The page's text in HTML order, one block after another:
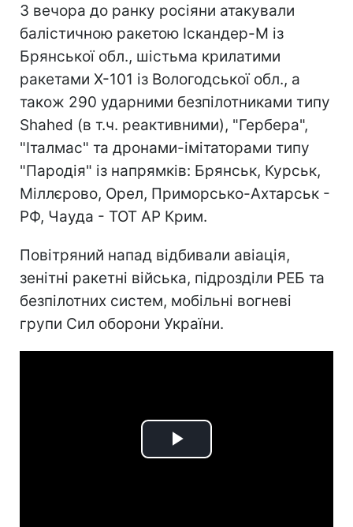
З вечора до ранку росіяни атакували
балістичною ракетою Іскандер-М із
Брянської обл., шістьма крилатими
ракетами Х-101 із Вологодської обл., а
також 290 ударними безпілотниками типу
Shahed (в т.ч. реактивними), "Гербера",
"Італмас" та дронами-імітаторами типу
"Пародія" із напрямків: Брянськ, Курськ,
Міллєрово, Орел, Приморсько-Ахтарськ -
РФ, Чауда - ТОТ АР Крим.
Повітряний напад відбивали авіація,
зенітні ракетні війська, підрозділи РЕБ та
безпілотних систем, мобільні вогневі
групи Сил оборони України.
Play